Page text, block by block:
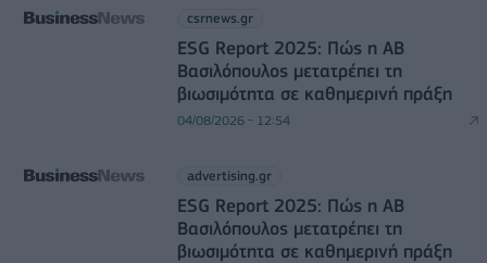
csrnews.gr
ESG Report 2025: Πώς η ΑΒ
Βασιλόπουλος μετατρέπει τη
βιωσιμότητα σε καθημερινή πράξη
04/08/2026 - 12:54
advertising.gr
ESG Report 2025: Πώς η ΑΒ
Βασιλόπουλος μετατρέπει τη
βιωσιμότητα σε καθημερινή πράξη